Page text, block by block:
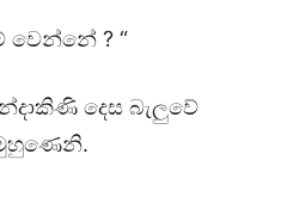
වෙන්නේ ? “
දෙස බැලුවේ